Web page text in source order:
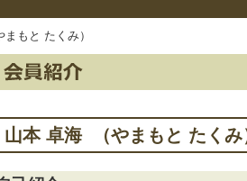
もと たくみ）
山本 卓海 （やまもと たくみ